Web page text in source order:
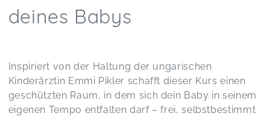
deines Babys
Inspiriert von der Haltung der ungarischen
Kinderärztin Emmi Pikler schafft dieser Kurs einen
geschützten Raum, in dem sich dein Baby in seinem
eigenen Tempo entfalten darf – frei, selbstbestimmt